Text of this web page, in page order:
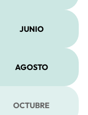
JUNIO
AGOSTO
OCTUBRE